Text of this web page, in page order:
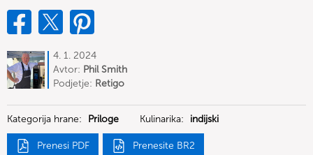
4. 1. 2024
Avtor: Phil Smith
Podjetje: Retigo
Kategorija hrane: Priloge Kulinarika: indijski
Prenesi PDF Prenesite BR2